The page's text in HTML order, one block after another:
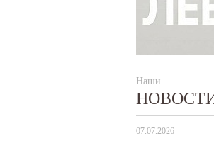
Наши
07.07.2026